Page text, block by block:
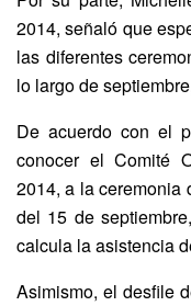
2014, señaló que
las diferentes
lo largo de
De acuerdo con el
conocer el Comité
2014, a la ceremonia
del 15 de
calcula la asistencia
Asimismo, el desfile